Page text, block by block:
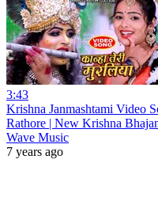
3:43
Krishna Janmashtami Video
Rathore | New Krishna
Wave Music
7 years ago